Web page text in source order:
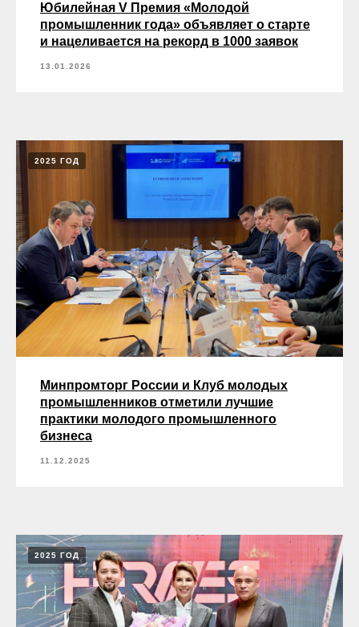
Юбилейная V Премия «Молодой
промышленник года» объявляет о старте
и нацеливается на рекорд в 1000 заявок
13.01.2026
2025 ГОД
Минпромторг России и Клуб молодых
промышленников отметили лучшие
практики молодого промышленного
бизнеса
11.12.2025
2025 ГОД